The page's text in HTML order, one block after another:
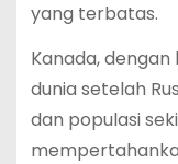
yang terbatas.
Kanada,
dunia setelah
dan populasi